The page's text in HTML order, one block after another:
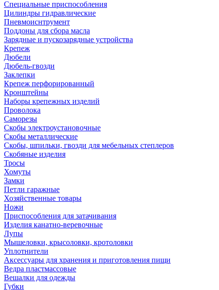
Специальные приспособления
Цилиндры гидравлические
Пневмоиснтрумент
Поддоны для сбора масла
Зарядные и пускозарядные устройства
Крепеж
Дюбели
Дюбель-гвозди
Заклепки
Крепеж перфорированный
Кронштейны
Наборы крепежных изделий
Проволока
Саморезы
Скобы электроустановочные
Скобы металлические
Скобы, шпильки, гвозди для мебельных степлеров
Скобяные изделия
Тросы
Хомуты
Замки
Петли гаражные
Хозяйственные товары
Ножи
Приспособления для затачивания
Изделия канатно-веревочные
Лупы
Мышеловки, крысоловки, кротоловки
Уплотнители
Аксессуары для хранения и приготовления пищи
Ведра пластмассовые
Вешалки для одежды
Губки